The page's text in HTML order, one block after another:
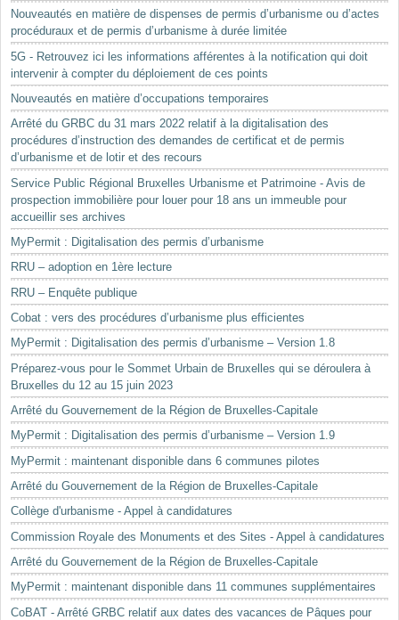
Nouveautés en matière de dispenses de permis d’urbanisme ou d’actes
procéduraux et de permis d’urbanisme à durée limitée
5G - Retrouvez ici les informations afférentes à la notification qui doit
intervenir à compter du déploiement de ces points
Nouveautés en matière d’occupations temporaires
Arrêté du GRBC du 31 mars 2022 relatif à la digitalisation des
procédures d’instruction des demandes de certificat et de permis
d’urbanisme et de lotir et des recours
Service Public Régional Bruxelles Urbanisme et Patrimoine - Avis de
prospection immobilière pour louer pour 18 ans un immeuble pour
accueillir ses archives
MyPermit : Digitalisation des permis d’urbanisme
RRU – adoption en 1ère lecture
RRU – Enquête publique
Cobat : vers des procédures d’urbanisme plus efficientes
MyPermit : Digitalisation des permis d’urbanisme – Version 1.8
Préparez-vous pour le Sommet Urbain de Bruxelles qui se déroulera à
Bruxelles du 12 au 15 juin 2023
Arrêté du Gouvernement de la Région de Bruxelles-Capitale
MyPermit : Digitalisation des permis d’urbanisme – Version 1.9
MyPermit : maintenant disponible dans 6 communes pilotes
Arrêté du Gouvernement de la Région de Bruxelles-Capitale
Collège d'urbanisme - Appel à candidatures
Commission Royale des Monuments et des Sites - Appel à candidatures
Arrêté du Gouvernement de la Région de Bruxelles-Capitale
MyPermit : maintenant disponible dans 11 communes supplémentaires
CoBAT - Arrêté GRBC relatif aux dates des vacances de Pâques pour